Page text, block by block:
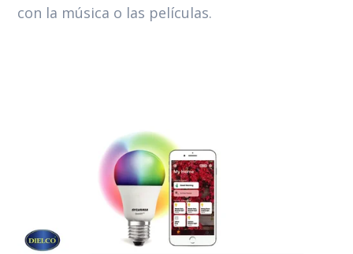
con la música o las películas.